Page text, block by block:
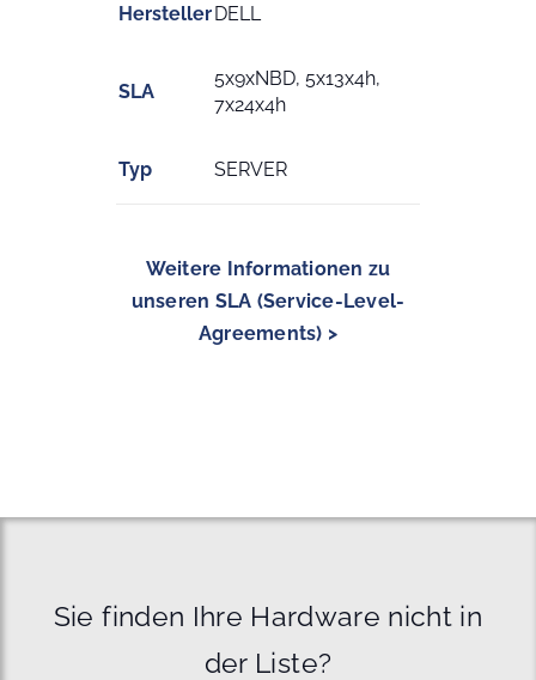
HerstellerDELL
SLA
5x9xNBD, 5x13x4h,
7x24x4h
Typ SERVER
Weitere Informationen zu
unseren SLA (Service-Level-
Agreements) >
Sie finden Ihre Hardware nicht in
der Liste?